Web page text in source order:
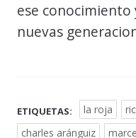
ese
nuevas
ETIQUETAS: la roja
charles aránguiz